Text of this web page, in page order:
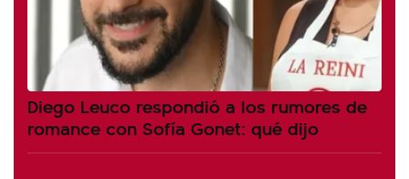
Diego Leuco respondió a los rumores de
romance con Sofía Gonet: qué dijo